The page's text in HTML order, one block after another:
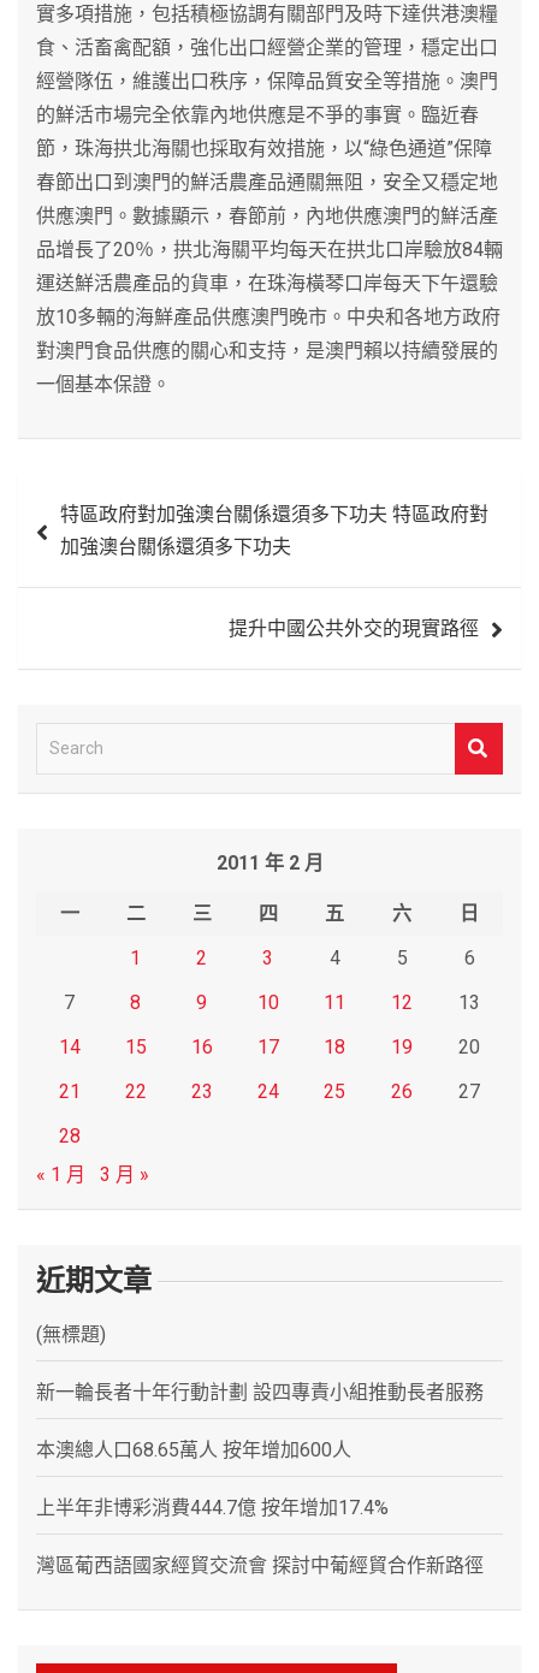
實多項措施，包括積極協調有關部門及時下達供港澳糧
食、活畜禽配額，強化出口經營企業的管理，穩定出口
經營隊伍，維護出口秩序，保障品質安全等措施。澳門
的鮮活市場完全依靠內地供應是不爭的事實。臨近春
節，珠海拱北海關也採取有效措施，以“綠色通道”保障
春節出口到澳門的鮮活農產品通關無阻，安全又穩定地
供應澳門。數據顯示，春節前，內地供應澳門的鮮活產
品增長了20％，拱北海關平均每天在拱北口岸驗放84輛
運送鮮活農產品的貨車，在珠海橫琴口岸每天下午還驗
放10多輛的海鮮產品供應澳門晚市。中央和各地方政府
對澳門食品供應的關心和支持，是澳門賴以持續發展的
一個基本保證。
章 特區政府對加強澳台關係還須多下功夫 特區政府對
加強澳台關係還須多下功夫
提升中國公共外交的現實路徑
e
2011 年 2 月
一 二 三 四 五 六
日
1
2 3 4 5
6
7
8 9 10 11 12
13
14
15 16 17 18 19
20
21
22 23 24 25 26
27
28
« 1 月
3 月 »
近期文章
(無標題)
新一輪長者十年行動計劃 設四專責小組推動長者服務
本澳總人口68.65萬人 按年增加600人
上半年非博彩消費444.7億 按年增加17.4%
灣區葡西語國家經貿交流會 探討中葡經貿合作新路徑